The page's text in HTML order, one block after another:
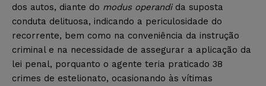
dos autos, diante do modus operandi da suposta
conduta delituosa, indicando a periculosidade do
recorrente, bem como na conveniência da instrução
criminal e na necessidade de assegurar a aplicação da
lei penal, porquanto o agente teria praticado 38
crimes de estelionato, ocasionando às vítimas